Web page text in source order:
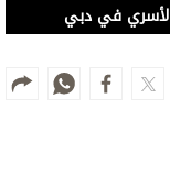
الأسري في دبي